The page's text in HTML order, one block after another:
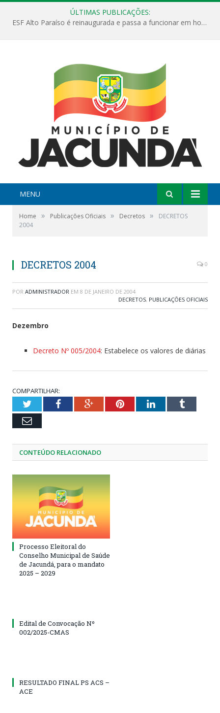
ÚLTIMAS PUBLICAÇÕES:
ESF Alto Paraíso é reinaugurada e passa a funcionar em horário estendido
MENU
Home » Publicações Oficiais » Decretos »
DECRETOS
2004
DECRETOS 2004 0
POR ADMINISTRADOR EM 8 DE JANEIRO DE 2004
DECRETOS, PUBLICAÇÕES OFICIAIS
Dezembro
Decreto Nº 005/2004: Estabelece os valores de diárias
COMPARTILHAR:
TwitterFacebookGoogle+PinterestLinkedInTumblr
Email
CONTEÚDO RELACIONADO
Processo Eleitoral do
Conselho Municipal de Saúde
de Jacundá, para o mandato
2025 – 2029
Edital de Convocação Nº
002/2025-CMAS
RESULTADO FINAL PS ACS –
ACE